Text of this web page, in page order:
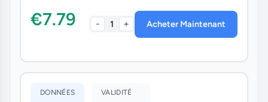
€7.79 - 1 + Acheter Maintenant
DONNÉES VALIDITÉ